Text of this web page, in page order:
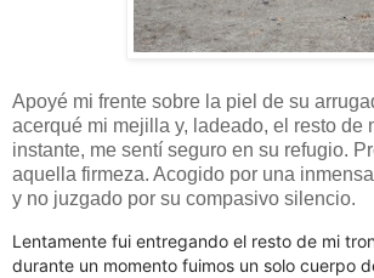
Apoyé mi frente sobre la piel de su
acerqué mi mejilla y, ladeado, el resto de
instante, me sentí seguro en su refugio.
aquella firmeza. Acogido por una
y no juzgado por su compasivo silencio.
Lentamente fui entregando el resto de mi
durante un momento fuimos un solo cuerpo